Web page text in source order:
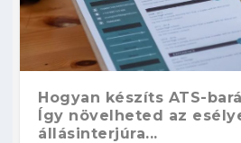
Hogyan készíts ATS-
Így növelheted az
állásinterjúra...